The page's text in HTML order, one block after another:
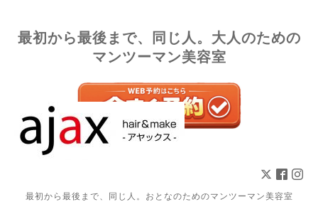
最初から最後まで、同じ人。大人のための
マンツーマン美容室
最初から最後まで、同じ人。おとなのためのマンツーマン美容室